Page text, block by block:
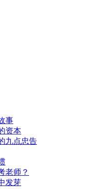
事
资本
九点忠告
老师？
发芽